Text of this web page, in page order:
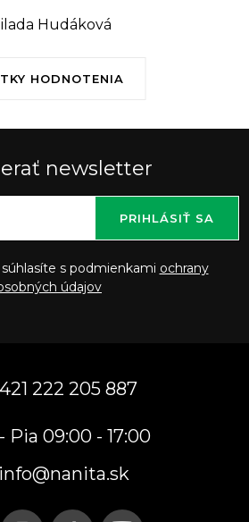
HODNOTENIA
Hudáková
newsletter
s podmienkami ochrany
údajov
PRIHLÁSIŤ SA
222 205 887
Pia 09:00 - 17:00
info@nanita.sk